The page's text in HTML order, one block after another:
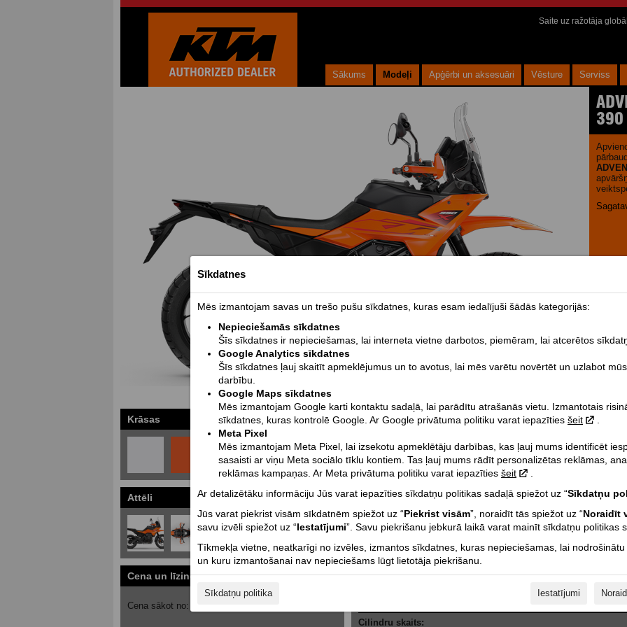
Saite uz ražotāja
Sākums Modeļi Apģērbi un aksesuāri Vēsture Serviss
Krāsas
Attēli Vairāk...
Cena un līzinga kalkulators
Cena sākot no: 5280
Tehniskie dati
Izmēri mm (bāze):
Sēdekļa augstums mm / Klīrenss mm:
CO2 emisija (g/km):
Dzesēšanas tips:
Dzinēja tilpums cm³:
Cilindru skaits:
Sīkdatnes
Mēs izmantojam savas un trešo pušu sīkdatnes, kuras esam iedalījuši šādās kategorijās:
Nepieciešamās sīkdatnes
Šīs sīkdatnes ir nepieciešamas, lai interneta vietne darbotos, piemēram, lai atcerētos
Google Analytics sīkdatnes
Šīs sīkdatnes ļauj skaitīt apmeklējumus un to avotus, lai mēs varētu novērtēt un uzlabot
darbību.
Google Maps sīkdatnes
Mēs izmantojam Google karti kontaktu sadaļā, lai parādītu atrašanās vietu. Izmantotais
sīkdatnes, kuras kontrolē Google. Ar Google privātuma politiku varat iepazīties šeit
Meta Pixel
Mēs izmantojam Meta Pixel, lai izsekotu apmeklētāju darbības, kas ļauj mums identificēt
sasaisti ar viņu Meta sociālo tīklu kontiem. Tas ļauj mums rādīt personalizētas reklāmas,
reklāmas kampaņas. Ar Meta privātuma politiku varat iepazīties šeit
Ar detalizētāku informāciju Jūs varat iepazīties sīkdatņu politikas sadaļā spiežot uz “Sīkdatņu
Jūs varat piekrist visām sīkdatnēm spiežot uz “Piekrist visām”, noraidīt tās spiežot uz “Noraidīt
savu izvēli spiežot uz “Iestatījumi”. Savu piekrišanu jebkurā laikā varat mainīt sīkdatņu politikas
Tīkmekļa vietne, neatkarīgi no izvēles, izmantos sīkdatnes, kuras nepieciešamas, lai
un kuru izmantošanai nav nepieciešams lūgt lietotāja piekrišanu.
Iestatījumi
Sīkdatņu politika